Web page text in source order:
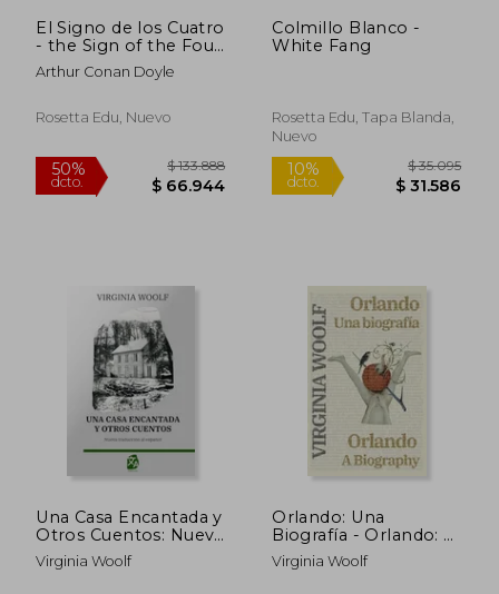
50% 50%
dcto.
El Signo de los Cuatro
- the Sign of the Four:
Texto Paralelo
Bilingüe - Bilingual
Español
Arthur Conan Doyle
Rosetta Edu, Nuevo
Colmillo Blanco -
White Fang
Rosetta Edu, Tapa Blanda,
Nuevo
Una Casa Encantada y
Otros Cuentos: Nueva
Traducción al Español
Virginia Woolf
Orlando: Una
Biografía - Orlando: A
Biography: Texto
Paralelo Bilingüe -
Virginia Woolf